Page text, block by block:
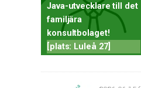
Java-utvecklare till det
familjära
konsultbolaget!
[plats: Luleå 27]